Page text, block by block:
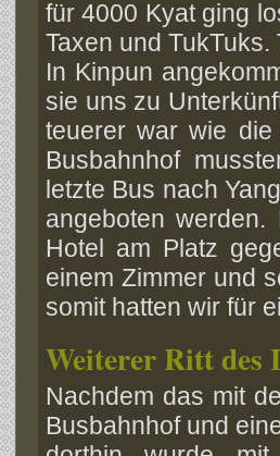
für 4000 Kyat ging
Taxen und TukTuks.
In Kinpun
sie uns zu
teuerer war wie
Busbahnhof
letzte Bus nach
angeboten
Hotel am Platz
einem Zimmer und
somit hatten wir für
Weiterer Ritt des
Nachdem das mit
Busbahnhof und